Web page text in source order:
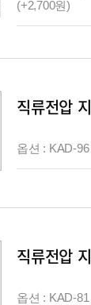
(+2,700원)
직류전압
옵션 : KAD-
직류전압
옵션 : KAD-